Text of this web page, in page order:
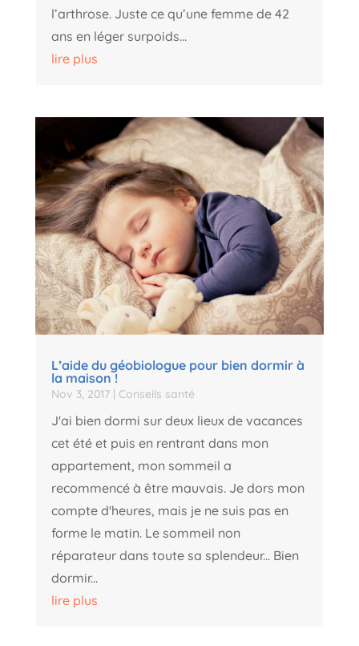
l’arthrose. Juste ce qu’une femme de 42
ans en léger surpoids...
lire plus
L’aide du géobiologue pour bien dormir à
la maison !
Nov 3, 2017| Conseils santé
J'ai bien dormi sur deux lieux de vacances
cet été et puis en rentrant dans mon
appartement, mon sommeil a
recommencé à être mauvais. Je dors mon
compte d'heures, mais je ne suis pas en
forme le matin. Le sommeil non
réparateur dans toute sa splendeur... Bien
dormir...
lire plus